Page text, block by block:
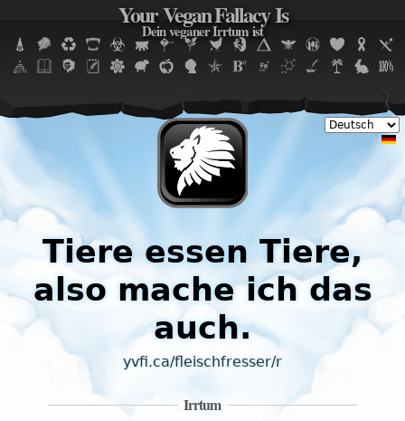
Jump to navigation
Your Vegan Fallacy Is
Dein veganer Irrtum ist
Tiere essen Tiere,
also mache ich das
auch.
yvfi.ca/fleischfresser/r
Irrtum